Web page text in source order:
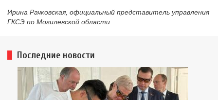
Ирина Рачковская, официальный представитель управления
ГКСЭ по Могилевской области
Последние новости